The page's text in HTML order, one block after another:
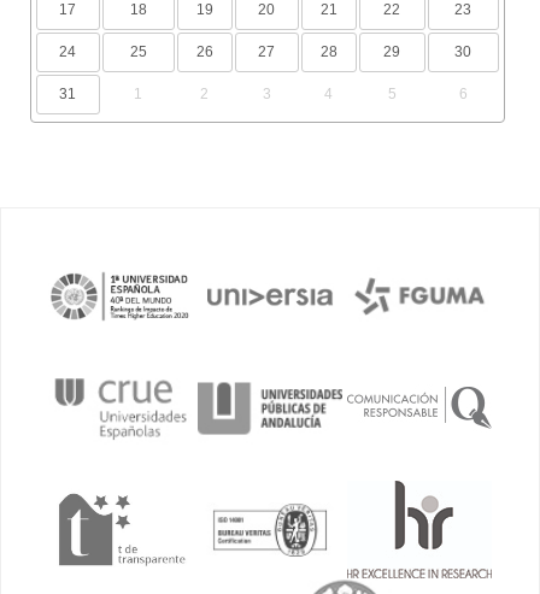
17 18 19 20 21 22 23
24 25 26 27 28 29 30
31 1 2 3 4 5 6